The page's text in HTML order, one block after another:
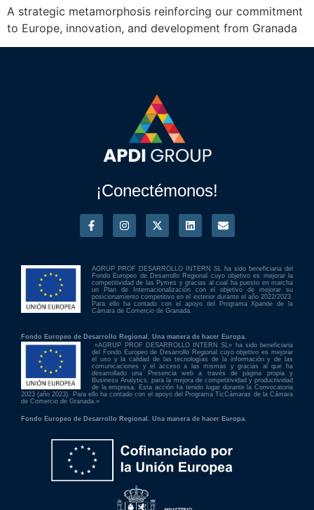
A strategic metamorphosis reinforcing our commitment
to Europe, innovation, and development from Granada
¡Conectémonos!
AGRUP PROF DESARROLLO INTERN SL ha sido beneficiaria del
Fondo Europeo de Desarrollo Regional cuyo objetivo es mejorar la
competitividad de las Pymes y gracias al cual ha puesto en marcha
un Plan de Internacionalización con el objetivo de mejorar su
posicionamiento competitivo en el exterior durante el año 2022/2023.
Para ello ha contado con el apoyo del Programa Xpande de la
Cámara de Comercio de Granada.
Fondo Europeo de Desarrollo Regional. Una manera de hacer Europa.
«AGRUP PROF DESARROLLO INTERN SL» ha sido beneficiaria
del Fondo Europeo de Desarrollo Regional cuyo objetivo es mejorar
el uso y la calidad de las tecnologías de la información y de las
comunicaciones y el acceso a las mismas y gracias al que ha
desarrollado una Presencia web a través de página propia y
Business Analytics, para la mejora de competitividad y productividad
de la empresa. Esta acción ha tenido lugar durante la Convocatoria
2023 (año 2023). Para ello ha contado con el apoyo del Programa TicCámaras de la Cámara
de Comercio de Granada.»
Fondo Europeo de Desarrollo Regional. Una manera de hacer Europa.